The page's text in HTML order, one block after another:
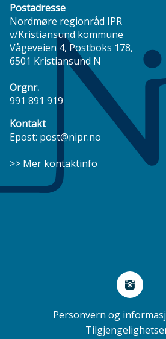
Postadresse
Nordmøre regionråd IPR
v/Kristiansund kommune
Vågeveien 4, Postboks 178,
6501 Kristiansund N
Orgnr.
991 891 919
Kontakt
Epost: post@nipr.no
>> Mer kontaktinfo
PersonvernPersonvern og